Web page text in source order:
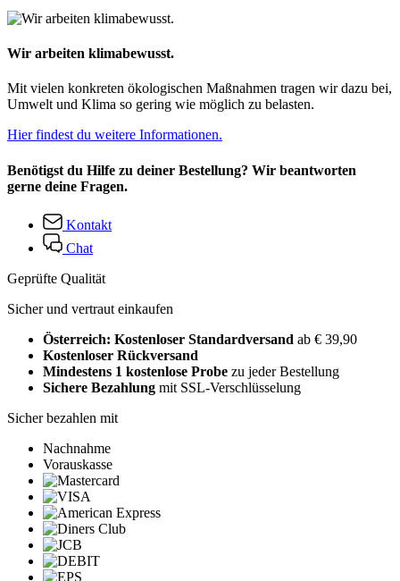
Wir arbeiten klimabewusst.
Mit vielen konkreten ökologischen Maßnahmen tragen wir dazu bei,
Umwelt und Klima so gering wie möglich zu belasten.
Hier findest du weitere Informationen.
Benötigst du Hilfe zu deiner Bestellung? Wir beantworten
gerne deine Fragen.
Kontakt
Chat
Geprüfte Qualität
Sicher und vertraut einkaufen
Österreich: Kostenloser Standardversand ab € 39,90
Kostenloser Rückversand
Mindestens 1 kostenlose Probe zu jeder Bestellung
Sichere Bezahlung mit SSL-Verschlüsselung
Sicher bezahlen mit
Nachnahme
Vorauskasse